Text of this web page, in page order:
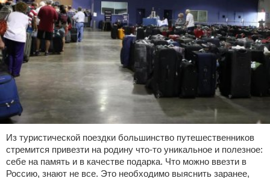
Из туристической поездки большинство путешественников
стремится привезти на родину что-то уникальное и полезное:
себе на память и в качестве подарка. Что можно ввезти в
Россию, знают не все. Это необходимо выяснить заранее,